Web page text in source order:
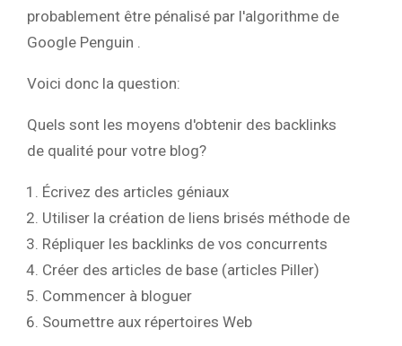
probablement être pénalisé par l'algorithme de
Google Penguin .
Voici donc la question:
Quels sont les moyens d'obtenir des backlinks
de qualité pour votre blog?
Écrivez des articles géniaux
Utiliser la création de liens brisés méthode de
Répliquer les backlinks de vos concurrents
Créer des articles de base (articles Piller)
Commencer à bloguer
Soumettre aux répertoires Web